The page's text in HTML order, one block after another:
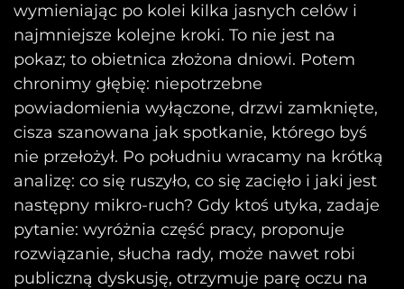
wymieniając po kolei kilka jasnych celów i
najmniejsze kolejne kroki. To nie jest na
pokaz; to obietnica złożona dniowi. Potem
chronimy głębię: niepotrzebne
powiadomienia wyłączone, drzwi zamknięte,
cisza szanowana jak spotkanie, którego byś
nie przełożył. Po południu wracamy na krótką
analizę: co się ruszyło, co się zacięło i jaki jest
następny mikro-ruch? Gdy ktoś utyka, zadaje
pytanie: wyróżnia część pracy, proponuje
rozwiązanie, słucha rady, może nawet robi
publiczną dyskusję, otrzymuje parę oczu na